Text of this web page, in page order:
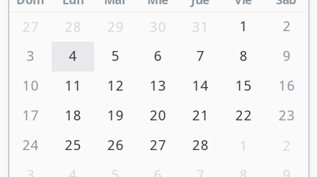
27 28 29 30 31 1
2
3
4 5 6 7 8
9
10
11 12 13 14 15
16
17
18 19 20 21 22
23
24
25 26 27 28 1
2